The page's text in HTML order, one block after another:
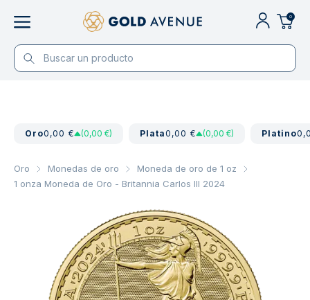
0
Oro0,00 € (0,00 €) Plata0,00 € (0,00 €) Platino
Oro Monedas de oro
Moneda de oro de 1 oz
1 onza Moneda de Oro - Britannia Carlos III 2024